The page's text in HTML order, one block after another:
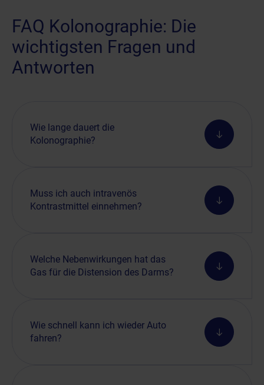
FAQ Kolonographie: Die
wichtigsten Fragen und
Antworten
Wie lange dauert die
Kolonographie?
Muss ich auch intravenös
Kontrastmittel einnehmen?
Welche Nebenwirkungen hat das
Gas für die Distension des Darms?
Wie schnell kann ich wieder Auto
fahren?